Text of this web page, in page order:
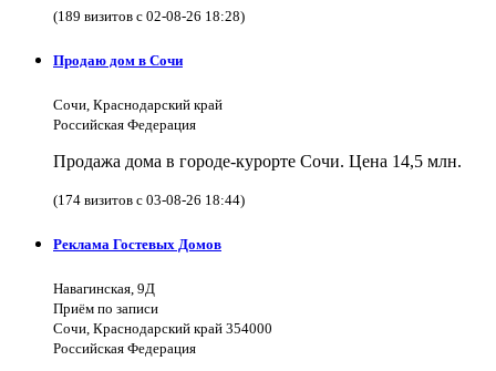
(189 визитов с 02-08-26 18:28)
Продаю дом в Сочи
Сочи, Краснодарский край
Российская Федерация
Продажа дома в городе-курорте Сочи. Цена 14,5 млн.
(174 визитов с 03-08-26 18:44)
Реклама Гостевых Домов
Навагинская, 9Д
Приём по записи
Сочи, Краснодарский край 354000
Российская Федерация